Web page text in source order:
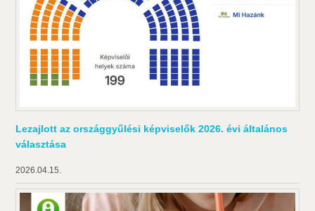
Lezajlott az országgyűlési képviselők 2026. évi általános
választása
2026.04.15.